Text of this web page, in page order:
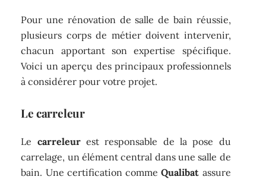
Pour une rénovation de salle de bain réussie,
plusieurs corps de métier doivent intervenir,
chacun apportant son expertise spécifique.
Voici un aperçu des principaux professionnels
à considérer pour votre projet.
Le carreleur
Le carreleurest responsable de la pose du
carrelage, un élément central dans une salle de
bain. Une certification commeQualibat assure